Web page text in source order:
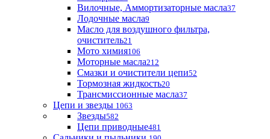
Вилочные, Аммортизаторные масла37
Лодочные масла9
Масло для воздушного фильтра,
очиститель21
Мото химия106
Моторные масла212
Смазки и очистители цепи52
Тормозная жидкость20
Трансмиссионные масла37
Цепи и звезды 1063
Звезды582
Цепи приводные481